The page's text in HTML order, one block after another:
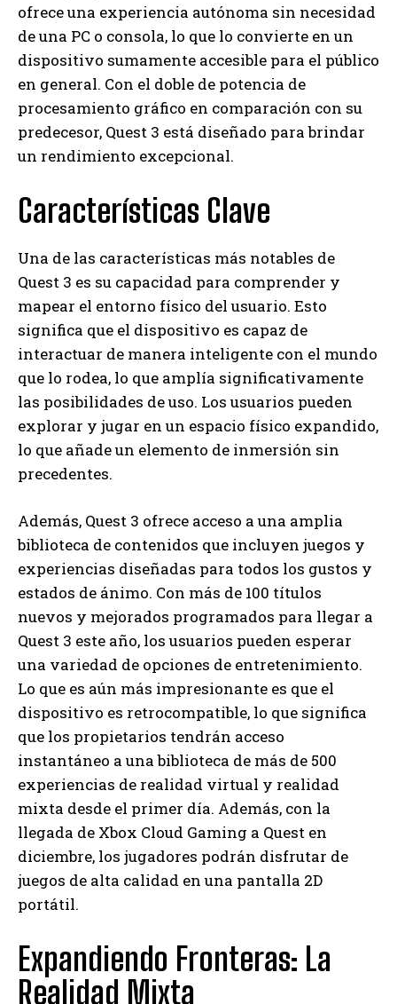
ofrece una experiencia autónoma sin necesidad
de una PC o consola, lo que lo convierte en un
dispositivo sumamente accesible para el público
en general. Con el doble de potencia de
procesamiento gráfico en comparación con su
predecesor, Quest 3 está diseñado para brindar
un rendimiento excepcional.
Características Clave
Una de las características más notables de
Quest 3 es su capacidad para comprender y
mapear el entorno físico del usuario. Esto
significa que el dispositivo es capaz de
interactuar de manera inteligente con el mundo
que lo rodea, lo que amplía significativamente
las posibilidades de uso. Los usuarios pueden
explorar y jugar en un espacio físico expandido,
lo que añade un elemento de inmersión sin
precedentes.
Además, Quest 3 ofrece acceso a una amplia
biblioteca de contenidos que incluyen juegos y
experiencias diseñadas para todos los gustos y
estados de ánimo. Con más de 100 títulos
nuevos y mejorados programados para llegar a
Quest 3 este año, los usuarios pueden esperar
una variedad de opciones de entretenimiento.
Lo que es aún más impresionante es que el
dispositivo es retrocompatible, lo que significa
que los propietarios tendrán acceso
instantáneo a una biblioteca de más de 500
experiencias de realidad virtual y realidad
mixta desde el primer día. Además, con la
llegada de Xbox Cloud Gaming a Quest en
diciembre, los jugadores podrán disfrutar de
juegos de alta calidad en una pantalla 2D
portátil.
Expandiendo Fronteras: La
Realidad Mixta